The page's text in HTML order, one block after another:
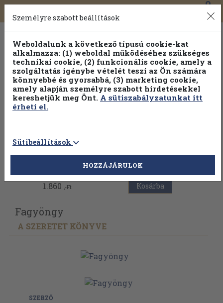
Toggle
navigation
0
Válogasson több mint 30 000 kötet közül
Hobbi témakörökben20% kedvezménnyel!
Vissza az előző oldalra
1.860 ,-Ft Kosárba
Fagyöngy
A SZERETET KÖNYVE
SZERZŐ
Személyre szabott beállítások
Weboldalunk a következő típusú cookie-kat
alkalmazza: (1) weboldal működéséhez szükséges
technikai cookie, (2) funkcionális cookie, amely a
szolgáltatás igénybe vételét teszi az Ön számára
könnyebbé és gyorsabbá, (3) marketing cookie,
amely alapján személyre szabott hirdetésekkel
kereshetjük meg Önt. A sütiszabályzatunkat itt
érheti el.
Sütibeállítások
HOZZÁJÁRULOK